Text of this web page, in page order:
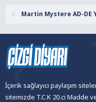
Martin Mystere AD-DE
İçerik sağlayıcı paylaşım
sitemizde T.C.K 20.ci Madde